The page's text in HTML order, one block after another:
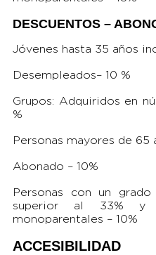
DESCUENTOS –
Jóvenes hasta 35 años
Desempleados– 10 %
Grupos: Adquiridos en
%
Personas mayores de 65
Abonado – 10%
Personas con un
superior al 33% y
monoparentales – 10%
ACCESIBILIDAD